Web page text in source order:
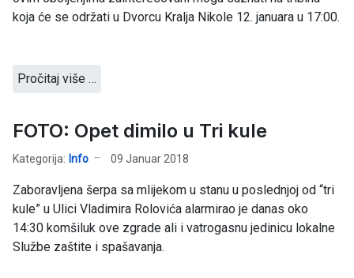
koja će se održati u Dvorcu Kralja Nikole 12. januara u 17:00.
Pročitaj više …
FOTO: Opet dimilo u Tri kule
Kategorija: Info 09 Januar 2018
Zaboravljena šerpa sa mlijekom u stanu u poslednjoj od “tri
kule” u Ulici Vladimira Rolovića alarmirao je danas oko
14:30 komšiluk ove zgrade ali i vatrogasnu jedinicu lokalne
Službe zaštite i spašavanja.